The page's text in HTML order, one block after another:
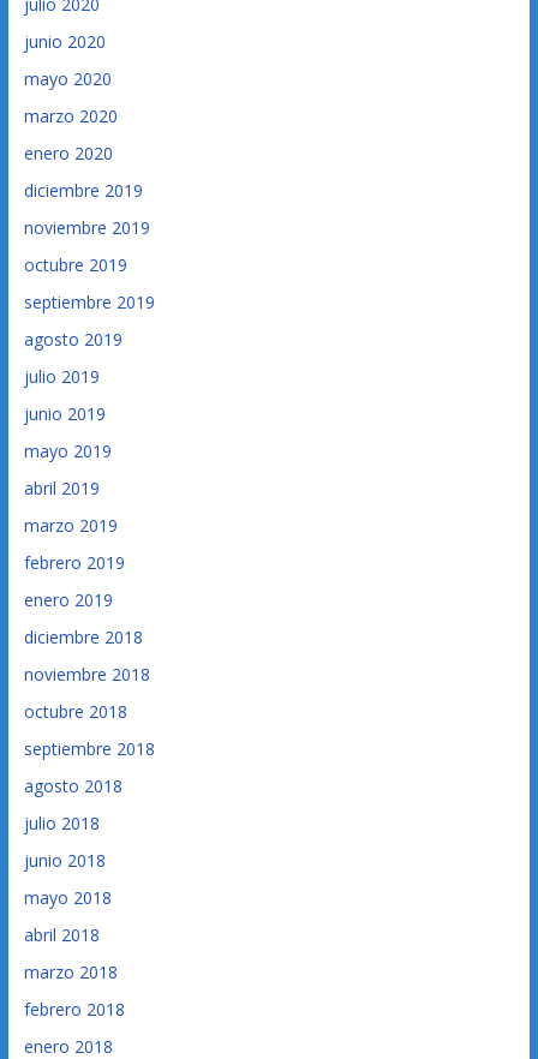
junio 2020
mayo 2020
marzo 2020
enero 2020
diciembre 2019
noviembre 2019
octubre 2019
septiembre 2019
agosto 2019
julio 2019
junio 2019
mayo 2019
abril 2019
marzo 2019
febrero 2019
enero 2019
diciembre 2018
noviembre 2018
octubre 2018
septiembre 2018
agosto 2018
julio 2018
junio 2018
mayo 2018
abril 2018
marzo 2018
febrero 2018
enero 2018